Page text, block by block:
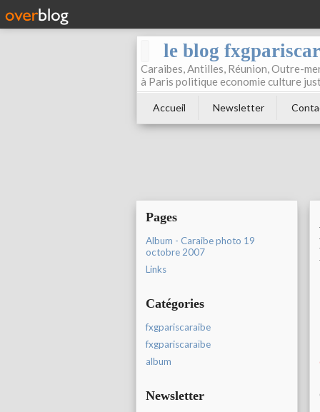
le blog
Caraibes, Antilles, Réunion, Outre-
à Paris politique economie culture
Accueil Newsletter
Pages
Album - Caraibe photo 19
octobre 2007
Links
Catégories
fxgpariscaraibe
fxgpariscaraïbe
album
Newsletter